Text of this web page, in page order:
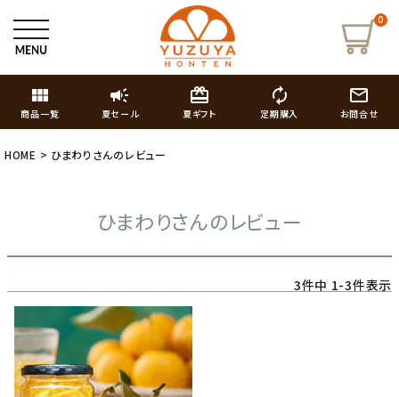
0
view_module
商品一覧
campaign
夏セール
card_giftcard
夏ギフト
autorenew
定期購入
mail_outline
お問合せ
HOME ひまわりさんのレビュー
ひまわりさんのレビュー
3件中 1-3件表示